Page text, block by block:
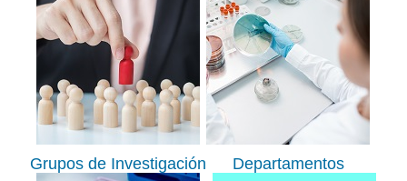
Grupos de Investigación Departamentos